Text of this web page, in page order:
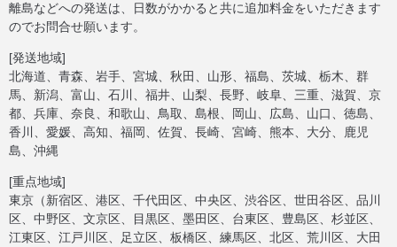
離島などへの発送は、日数がかかると共に追加料金をいただきます
のでお問合せ願います。
[発送地域]
北海道、青森、岩手、宮城、秋田、山形、福島、茨城、栃木、群
馬、新潟、富山、石川、福井、山梨、長野、岐阜、三重、滋賀、京
都、兵庫、奈良、和歌山、鳥取、島根、岡山、広島、山口、徳島、
香川、愛媛、高知、福岡、佐賀、長崎、宮崎、熊本、大分、鹿児
島、沖縄
[重点地域]
東京（新宿区、港区、千代田区、中央区、渋谷区、世田谷区、品川
区、中野区、文京区、目黒区、墨田区、台東区、豊島区、杉並区、
江東区、江戸川区、足立区、板橋区、練馬区、北区、荒川区、大田